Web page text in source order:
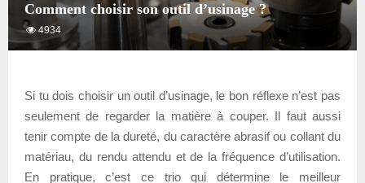
Comment choisir son outil d’usinage ?
4934
Si tu dois choisir un outil d’usinage, le bon réflexe n’est pas
seulement de regarder la matière à couper. Il faut aussi
tenir compte de la dureté, du caractère abrasif ou collant du
matériau, du rendu attendu et de la fréquence d’utilisation.
En pratique, c’est ce trio qui détermine le meilleur